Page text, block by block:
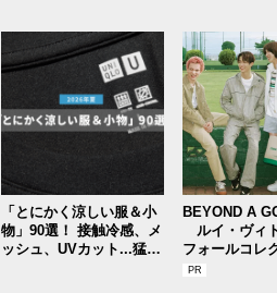
「とにかく涼しい服＆小
物」90選！ 接触冷感、メ
ッシュ、UVカット...猛暑
BEYOND A
ルイ・ヴィ
フォールコレ
描くプレッピ